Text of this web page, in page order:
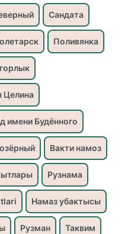
Сандата
Поливянка
Целина
имени Будённого
Вакти намоз
Рузнама
Намаз убактысы
Рузман Таквим